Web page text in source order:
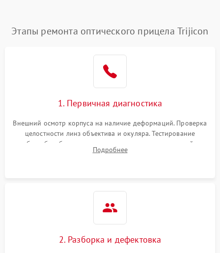
1000 ₽
защиты от перегрева
Поломка системы защиты
1000 ₽
Этапы ремонта оптического прицела Trijicon
1. Первичная диагностика
Внешний осмотр корпуса на наличие деформаций. Проверка
целостности линз объектива и окуляра. Тестирование
работы барабанчиков ввода поправок, кольца отстройки
параллакса и зума. Выявление сколов, внутренних
Подробнее
2. Разборка и дефектовка